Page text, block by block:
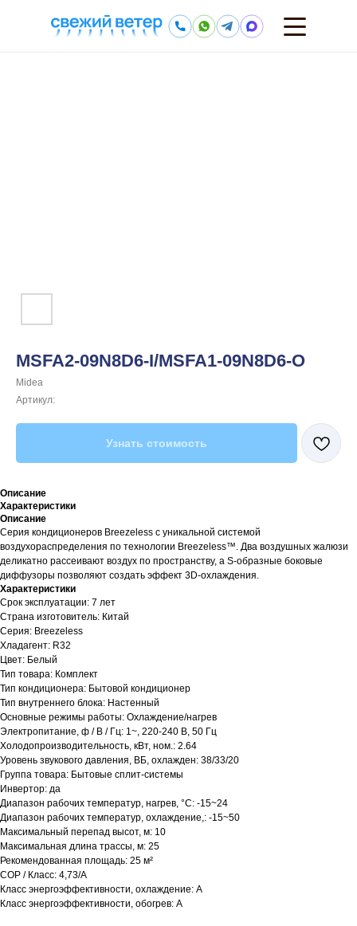
MSFA2-09N8D6-I/MSFA1-09N8D6-O
Midea
Артикул:
Узнать стоимость
Описание
Характеристики
Описание
Серия кондиционеров Breezeless с уникальной системой
воздухораспределения по технологии Breezeless™. Два воздушных жалюзи
деликатно рассеивают воздух по пространству, а S-образные боковые
диффузоры позволяют создать эффект 3D-охлаждения.
Характеристики
Срок эксплуатации: 7 лет
Страна изготовитель: Китай
Серия: Breezeless
Хладагент: R32
Цвет: Белый
Тип товара: Комплект
Тип кондиционера: Бытовой кондиционер
Тип внутреннего блока: Настенный
Основные режимы работы: Охлаждение/нагрев
Электропитание, ф / В / Гц: 1~, 220-240 В, 50 Гц
Холодопроизводительность, кВт, ном.: 2.64
Уровень звукового давления, ВБ, охлажден: 38/33/20
Группа товара: Бытовые сплит-системы
Инвертор: да
Диапазон рабочих температур, нагрев, °C: -15~24
Диапазон рабочих температур, охлаждение,: -15~50
Максимальный перепад высот, м: 10
Максимальная длина трассы, м: 25
Рекомендованная площадь: 25 м²
COP / Класс: 4,73/A
Класс энергоэффективности, охлаждение: A
Класс энергоэффективности, обогрев: A